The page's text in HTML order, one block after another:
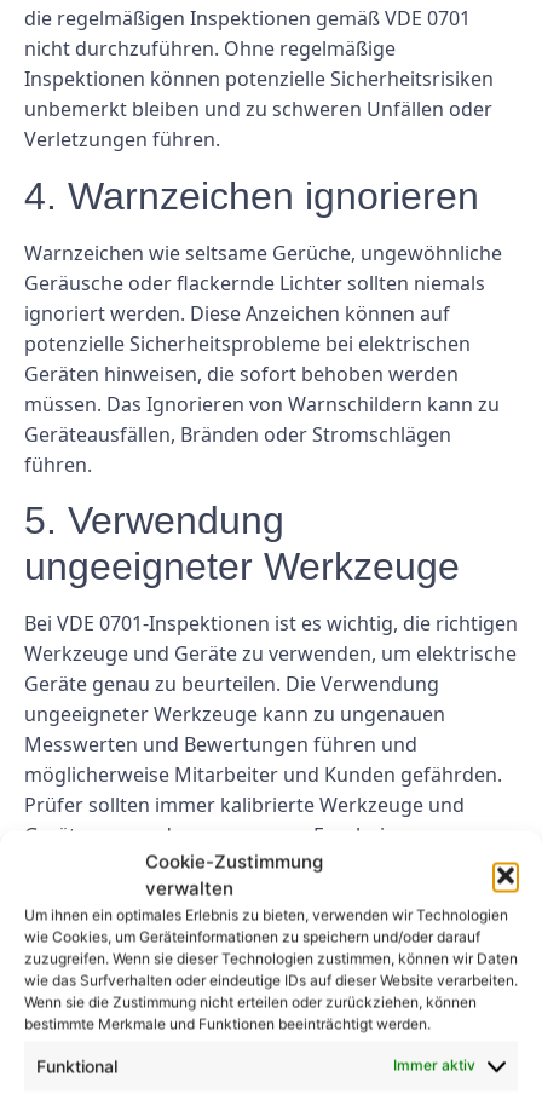
Cookie-Zustimmung
verwalten
Um ihnen ein optimales Erlebnis zu bieten, verwenden wir Technologien
wie Cookies, um Geräteinformationen zu speichern und/oder darauf
zuzugreifen. Wenn sie dieser Technologien zustimmen, können wir Daten
wie das Surfverhalten oder eindeutige IDs auf dieser Website verarbeiten.
Wenn sie die Zustimmung nicht erteilen oder zurückziehen, können
bestimmte Merkmale und Funktionen beeinträchtigt werden.
Funktional Immer aktiv
die regelmäßigen Inspektionen gemäß VDE 0701
nicht durchzuführen. Ohne regelmäßige
Inspektionen können potenzielle Sicherheitsrisiken
unbemerkt bleiben und zu schweren Unfällen oder
Verletzungen führen.
4. Warnzeichen ignorieren
Warnzeichen wie seltsame Gerüche, ungewöhnliche
Geräusche oder flackernde Lichter sollten niemals
ignoriert werden. Diese Anzeichen können auf
potenzielle Sicherheitsprobleme bei elektrischen
Geräten hinweisen, die sofort behoben werden
müssen. Das Ignorieren von Warnschildern kann zu
Geräteausfällen, Bränden oder Stromschlägen
führen.
5. Verwendung
ungeeigneter Werkzeuge
Bei VDE 0701-Inspektionen ist es wichtig, die richtigen
Werkzeuge und Geräte zu verwenden, um elektrische
Geräte genau zu beurteilen. Die Verwendung
ungeeigneter Werkzeuge kann zu ungenauen
Messwerten und Bewertungen führen und
möglicherweise Mitarbeiter und Kunden gefährden.
Prüfer sollten immer kalibrierte Werkzeuge und
Geräte verwenden, um genaue Ergebnisse
sicherzustellen.
Abschluss
Die Einhaltung der VDE 0701-Vorschriften ist für die
Sicherheit elektrischer Geräte und das Wohlbefinden
von Mitarbeitern und Kunden von entscheidender
Bedeutung. Durch die Vermeidung häufiger Fehler